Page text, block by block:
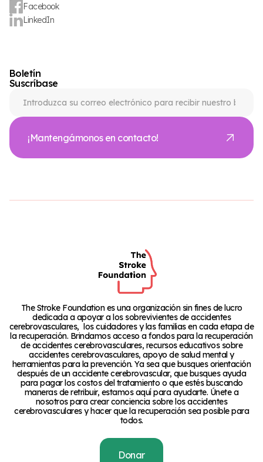
Facebook
LinkedIn
Boletín
Suscríbase
¡Mantengámonos en contacto!
The Stroke Foundation es una organización sin fines de lucro
dedicada a apoyar a los sobrevivientes de accidentes
cerebrovasculares, los cuidadores y las familias en cada etapa de
la recuperación. Brindamos acceso a fondos para la recuperación
de accidentes cerebrovasculares, recursos educativos sobre
accidentes cerebrovasculares, apoyo de salud mental y
herramientas para la prevención. Ya sea que busques orientación
después de un accidente cerebrovascular, que busques ayuda
para pagar los costos del tratamiento o que estés buscando
maneras de retribuir, estamos aquí para ayudarte. Únete a
nosotros para crear conciencia sobre los accidentes
cerebrovasculares y hacer que la recuperación sea posible para
todos.
Donar